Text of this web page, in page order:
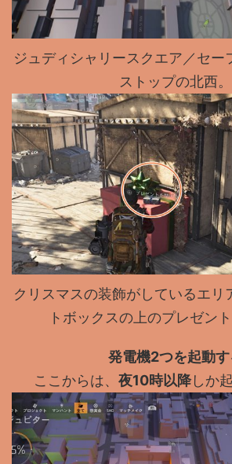
ジュディシャリースクエア／セー
ストップの北西。
クリスマスの装飾がしているエリ
トボックスの上のプレゼント
発電機2つを起動す
ここからは、 夜10時以降しか